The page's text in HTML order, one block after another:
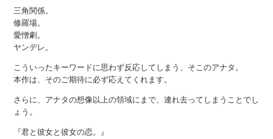
三角関係。
修羅場。
愛憎劇。
ヤンデレ。
こういったキーワードに思わず反応してしまう、そこのアナタ。
本作は、そのご期待に必ず応えてくれます。
さらに、アナタの想像以上の領域にまで、連れ去ってしまうことでし
ょう。
『君と彼女と彼女の恋。』